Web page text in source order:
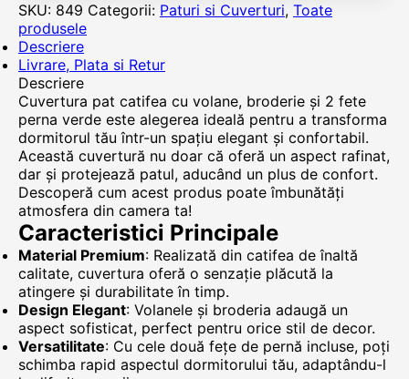
SKU: 849 Categorii: Paturi si Cuverturi, Toate
produsele
Descriere
Livrare, Plata si Retur
Descriere
Cuvertura pat catifea cu volane, broderie și 2 fete
perna verde este alegerea ideală pentru a transforma
dormitorul tău într-un spațiu elegant și confortabil.
Această cuvertură nu doar că oferă un aspect rafinat,
dar și protejează patul, aducând un plus de confort.
Descoperă cum acest produs poate îmbunătăți
atmosfera din camera ta!
Caracteristici Principale
Material Premium: Realizată din catifea de înaltă
calitate, cuvertura oferă o senzație plăcută la
atingere și durabilitate în timp.
Design Elegant: Volanele și broderia adaugă un
aspect sofisticat, perfect pentru orice stil de decor.
Versatilitate: Cu cele două fețe de pernă incluse, poți
schimba rapid aspectul dormitorului tău, adaptându-l